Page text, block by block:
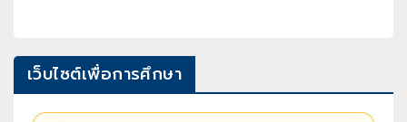
เว็บไซต์เพื่อการศึกษา